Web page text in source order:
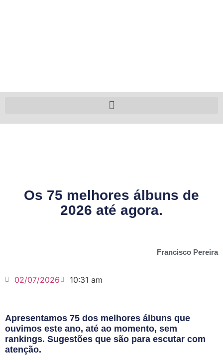
Os 75 melhores álbuns de
2026 até agora.
Francisco Pereira
02/07/2026 10:31 am
Apresentamos 75 dos melhores álbuns que
ouvimos este ano, até ao momento, sem
rankings. Sugestões que são para escutar com
atenção.